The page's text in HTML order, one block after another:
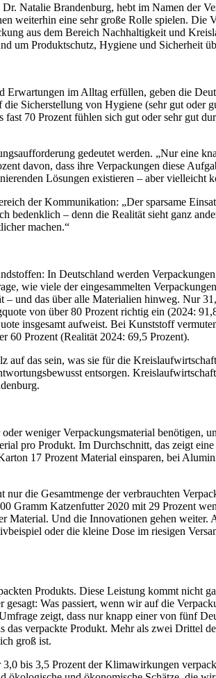
Natalie Brandenburg, hebt im Namen der
weiterhin eine sehr große Rolle spielen.
aus dem Bereich Nachhaltigkeit und
um Produktschutz, Hygiene und Sicherheit
im Alltag erfüllen, geben die
Sicherstellung von Hygiene (sehr gut oder
70 Prozent fühlen sich gut oder sehr gut
gedeutet werden. „Nur eine
davon, dass ihre Verpackungen diese
Lösungen existieren – aber vielleicht
der Kommunikation: „Der sparsame
bedenklich – denn die Realität sieht ganz
machen.“
In Deutschland werden
wie viele der eingesammelten
und das über alle Materialien hinweg. Nur
von über 80 Prozent richtig ein (2024:
insgesamt aufweist. Bei Kunststoff
60 Prozent (Realität 2024: 69,5 Prozent).
auf das sein, was sie für die
entsorgen.
weniger Verpackungsmaterial benötigen,
pro Produkt. Im Durchschnitt, das zeigt
17 Prozent Material einsparen, bei
die Gesamtmenge der verbrauchten
Gramm Katzenfutter 2020 mit 29 Prozent
Material. Und die Innovationen gehen
oder die kleine Dose im riesigen
Produkts. Diese Leistung kommt nicht
Was passiert, wenn wir auf die
zeigt, dass nur knapp einer von fünf
verpackte Produkt. Mehr als zwei Drittel
groß ist.
bis 3,5 Prozent der Klimawirkungen